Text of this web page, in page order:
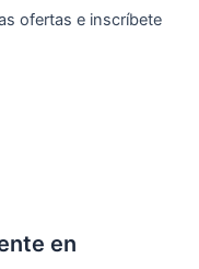
ofertas e inscríbete
en